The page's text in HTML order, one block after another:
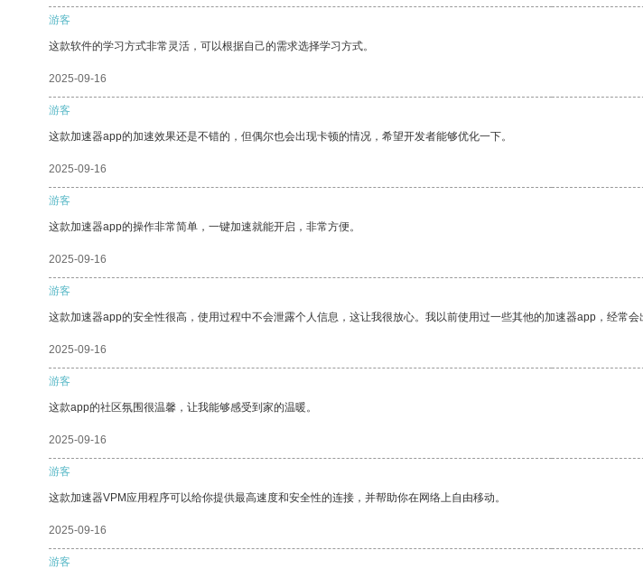
游客
这款软件的学习方式非常灵活，可以根据自己的需求选择学习方式。
2025-09-16
游客
这款加速器app的加速效果还是不错的，但偶尔也会出现卡顿的情况，希望开发者能够优化一下。
2025-09-16
游客
这款加速器app的操作非常简单，一键加速就能开启，非常方便。
2025-09-16
游客
这款加速器app的安全性很高，使用过程中不会泄露个人信息，这让我很放心。我以前使用过一些其他的加速器app，经常会
2025-09-16
游客
这款app的社区氛围很温馨，让我能够感受到家的温暖。
2025-09-16
游客
这款加速器VPM应用程序可以给你提供最高速度和安全性的连接，并帮助你在网络上自由移动。
2025-09-16
游客